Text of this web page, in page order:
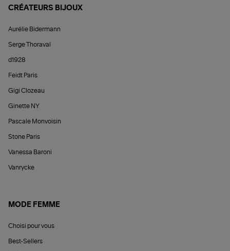
CRÉATEURS BIJOUX
Aurélie Bidermann
Serge Thoraval
d1928
Feidt Paris
Gigi Clozeau
Ginette NY
Pascale Monvoisin
Stone Paris
Vanessa Baroni
Vanrycke
MODE FEMME
Choisi pour vous
Best-Sellers